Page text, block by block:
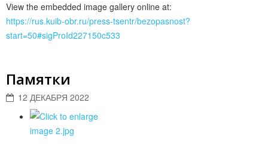
View the embedded image gallery online at:
https://rus.kuib-obr.ru/press-tsentr/bezopasnost?
start=50#sigProId227150c533
Памятки
12 ДЕКАБРЯ 2022